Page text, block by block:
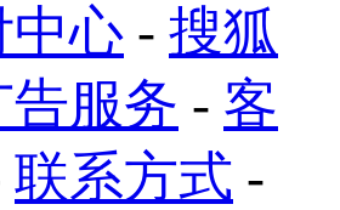
中心 - 搜狐
告服务 - 客
联系方式 -